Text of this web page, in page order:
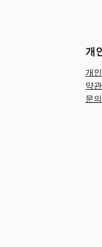
개
개
약
문